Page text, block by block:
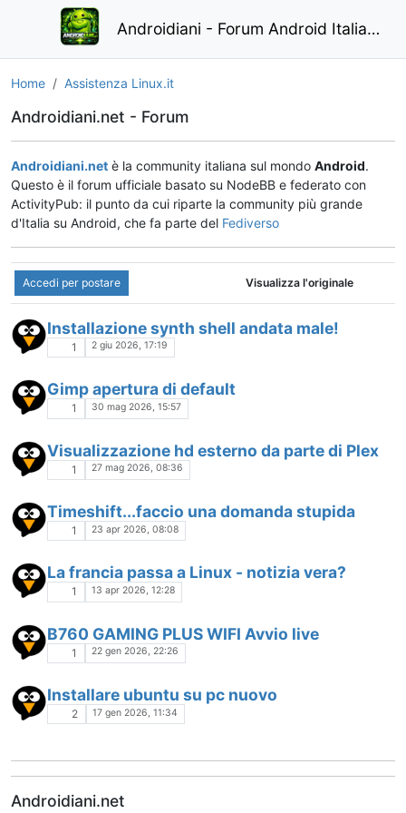
Androidiani - Forum Android Italiano
Home Assistenza Linux.it
Androidiani.net - Forum
Androidiani.net è la community italiana sul mondo Android.
Questo è il forum ufficiale basato su NodeBB e federato con
ActivityPub: il punto da cui riparte la community più grande
d'Italia su Android, che fa parte del Fediverso
Accedi per postare Visualizza l'originale
Installazione synth shell andata male!
1 2 giu 2026, 17:19
Gimp apertura di default
1 30 mag 2026, 15:57
Visualizzazione hd esterno da parte di Plex
1 27 mag 2026, 08:36
Timeshift...faccio una domanda stupida
1 23 apr 2026, 08:08
La francia passa a Linux - notizia vera?
1 13 apr 2026, 12:28
B760 GAMING PLUS WIFI Avvio live
1 22 gen 2026, 22:26
Installare ubuntu su pc nuovo
2 17 gen 2026, 11:34
Androidiani.net